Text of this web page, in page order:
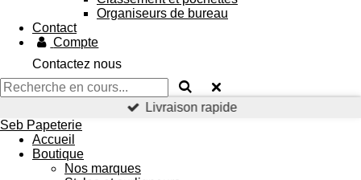
Organiseurs de bureau
Contact
Compte
Contactez nous
Livraison rapide
Seb Papeterie
Accueil
Boutique
Nos marques